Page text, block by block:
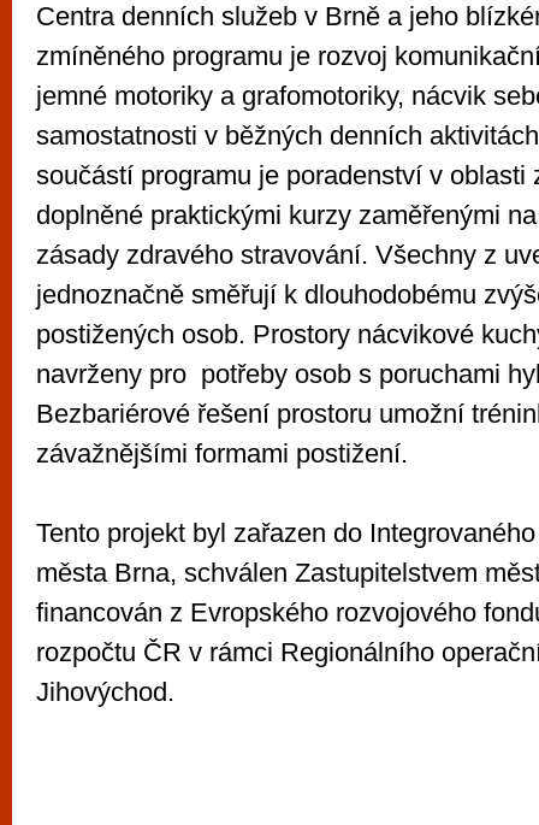
Centra denních služeb v Brně a jeho
zmíněného programu je rozvoj
jemné motoriky a grafomotoriky, nácvik
samostatnosti v běžných denních
součástí programu je poradenství v oblasti
doplněné praktickými kurzy zaměřenými
zásady zdravého stravování. Všechny z
jednoznačně směřují k dlouhodobému
postižených osob. Prostory nácvikové
navrženy pro potřeby osob s poruchami
Bezbariérové řešení prostoru umožní
závažnějšími formami postižení.
Tento projekt byl zařazen do
města Brna, schválen Zastupitelstvem
financován z Evropského rozvojového
rozpočtu ČR v rámci Regionálního
Jihovýchod.